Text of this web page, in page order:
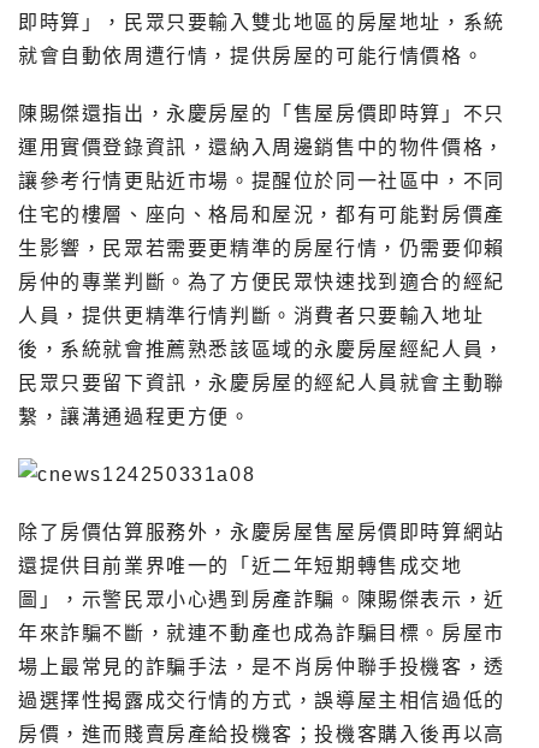
即時算」，民眾只要輸入雙北地區的房屋地址，系統
就會自動依周遭行情，提供房屋的可能行情價格。
陳賜傑還指出，永慶房屋的「售屋房價即時算」不只
運用實價登錄資訊，還納入周邊銷售中的物件價格，
讓參考行情更貼近市場。提醒位於同一社區中，不同
住宅的樓層、座向、格局和屋況，都有可能對房價產
生影響，民眾若需要更精準的房屋行情，仍需要仰賴
房仲的專業判斷。為了方便民眾快速找到適合的經紀
人員，提供更精準行情判斷。消費者只要輸入地址
後，系統就會推薦熟悉該區域的永慶房屋經紀人員，
民眾只要留下資訊，永慶房屋的經紀人員就會主動聯
繫，讓溝通過程更方便。
除了房價估算服務外，永慶房屋售屋房價即時算網站
還提供目前業界唯一的「近二年短期轉售成交地
圖」，示警民眾小心遇到房產詐騙。陳賜傑表示，近
年來詐騙不斷，就連不動產也成為詐騙目標。房屋市
場上最常見的詐騙手法，是不肖房仲聯手投機客，透
過選擇性揭露成交行情的方式，誤導屋主相信過低的
房價，進而賤賣房產給投機客；投機客購入後再以高